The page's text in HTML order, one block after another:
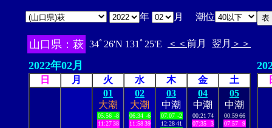
年 月 潮位
山口県：萩 34ﾟ26'N 131ﾟ25'E ＜＜ 前月 翌月 ＞＞
2022年02月
日 月 火 水 木 金 土
01
大潮
05:56 -8
11:27 38
02
大潮
06:34 -6
11:58 39
03
中潮
07:07 -2
12:28 41
04
中潮
00:21 74
07:35
3
05
中潮
00:59 66
07:57
9